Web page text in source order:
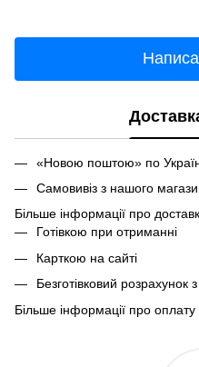
«Новою поштою» по
Самовивіз з нашого
Більше інформації про
Готівкою при отриманні
Карткою на сайті
Безготівковий розрахунок
Більше інформації про оплату